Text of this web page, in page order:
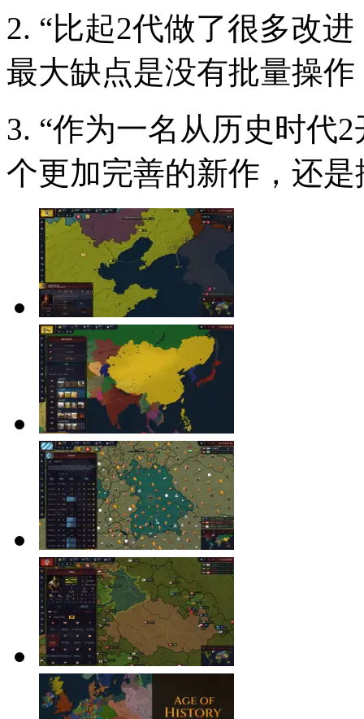
2. “比起2代做了很多改
最大缺点是没有批量操
3. “作为一名从历史时代
个更加完善的新作，还是